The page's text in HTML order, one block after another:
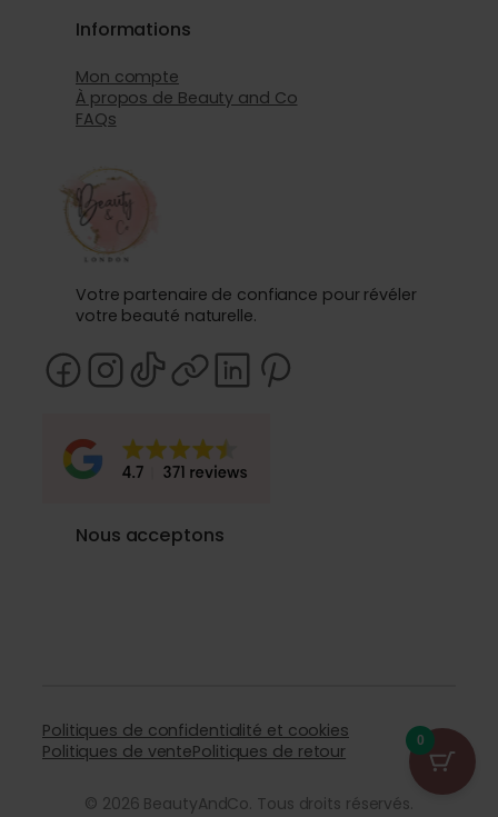
Informations
Mon compte
À propos de Beauty and Co
FAQs
Votre partenaire de confiance pour révéler
votre beauté naturelle.
Nous acceptons
Politiques de confidentialité et cookies
Politiques de ventePolitiques de retour
© 2026 BeautyAndCo. Tous droits réservés.
0